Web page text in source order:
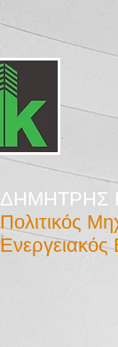
ΔΗΜΗΤΡΗΣ
Πολιτικός